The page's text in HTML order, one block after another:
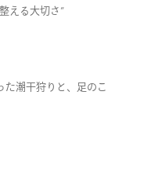
える大切さ”
た潮干狩りと、足のこ